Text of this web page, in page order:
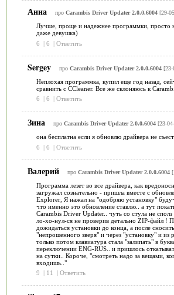
Анна про Carambis Driver Updater 2.0.0.6004[29-
Лучше, проще и надежнее программки, просто
даже девушка)
6
| 6 | Ответить
Sergey про Carambis Driver Updater 2.0.0.6004[23-
Неплохая программка, купил еще год назад,
сравнить с CCleaner. Все же склоняюсь к
6
| 6 | Ответить
Зина про Carambis Driver Updater 2.0.0.6004[23-
она бесплатна если я обновлю драйвера не
6
| 6 | Ответить
Валерий про Carambis Driver Updater 2.0.0.6004
Программа лезет во все драйвера, как
загружал сознательно - пришла вместе с
Explorer, Я нажал на "одобряю установку"
что именно это обновление ставлю.. а тут
Carambis Driver Updater.. чуть со стула не
ло-хо-нул-ся не проверив детально ZIP-файл !
дожидаться установки до конца, а после
"непрошенного зверя" и через "установку" и из
только потом клавиатура стала "залипать" в
переключении ENG-RUS.. и пришлось
на сутки.. Короче, "смотреть надо за вещами,
входишь.."
9
| 11 | Ответить